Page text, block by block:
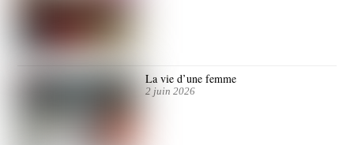
La vie d’une femme
2 juin 2026